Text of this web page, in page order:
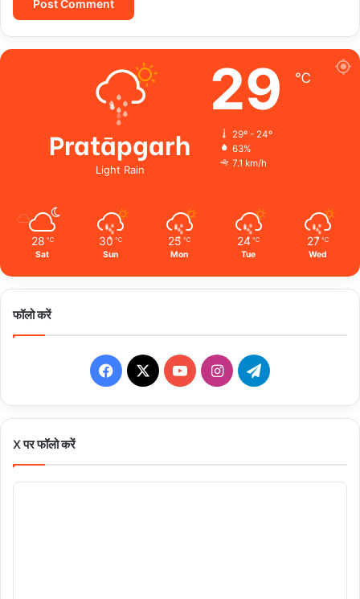
Pratāpgarh
Light Rain
29 ℃
29º - 24º
63%
7.1 km/h
28 ℃
Sat
30 ℃
Sun
25 ℃
Mon
24 ℃
Tue
27 ℃
Wed
फॉलो करें
Facebook
X YouTubeInstagramTelegram
X पर फॉलो करें